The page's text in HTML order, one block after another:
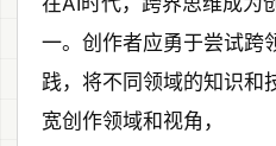
一。创作者应勇于尝试跨
践，将不同领域的知识和
宽创作领域和视角，